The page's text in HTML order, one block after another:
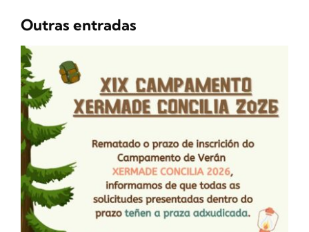
Outras entradas